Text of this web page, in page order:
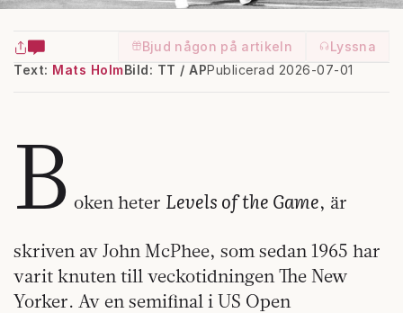
Bjud någon på artikeln
Lyssna
Text: Mats Holm Publicerad 2026-07-01
Bild: TT / AP
B oken heter Levels of the Game, är
skriven av John McPhee, som sedan 1965 har
varit knuten till veckotidningen The New
Yorker. Av en semifinal i US Open